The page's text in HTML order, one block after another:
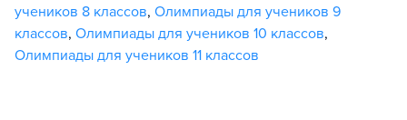
учеников 8 классов, Олимпиады для учеников 9
классов, Олимпиады для учеников 10 классов,
Олимпиады для учеников 11 классов